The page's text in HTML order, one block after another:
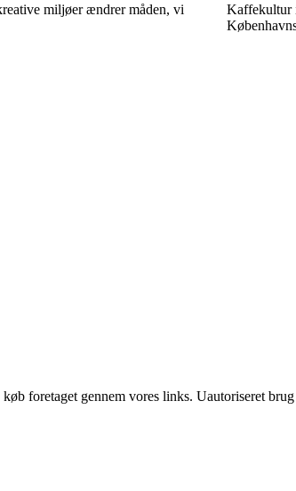
miljøer ændrer måden, vi
Kaffekultur
foretaget gennem vores links. Uautoriseret